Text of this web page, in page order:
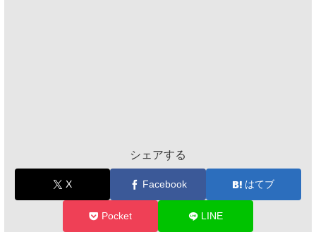
シェアする
X Facebook はてブ
Pocket LINE